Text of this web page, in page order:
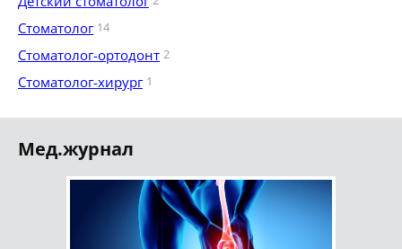
Стоматолог 14
Стоматолог-ортодонт 2
Стоматолог-хирург 1
Мед.журнал